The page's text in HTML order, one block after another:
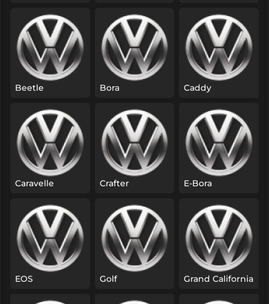
Beetle Bora Caddy
Caravelle Crafter E-Bora
EOS Golf Grand California